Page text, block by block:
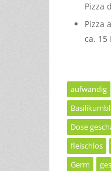
Pizza
Pizza
ca. 15
aufwändig
Dose
fleischlos
Germ